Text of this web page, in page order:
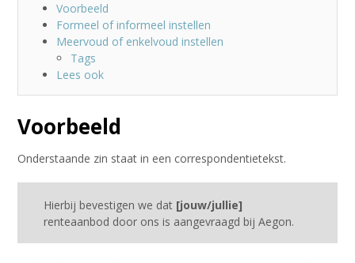
Voorbeeld
Formeel of informeel instellen
Meervoud of enkelvoud instellen
Tags
Lees ook
Voorbeeld
Onderstaande zin staat in een correspondentietekst.
Hierbij bevestigen we dat [jouw/jullie]
renteaanbod door ons is aangevraagd bij Aegon.